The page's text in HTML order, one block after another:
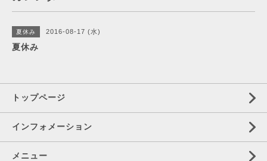
夏休み 2016-08-17 (水)
夏休み
トップページ
インフォメーション
メニュー